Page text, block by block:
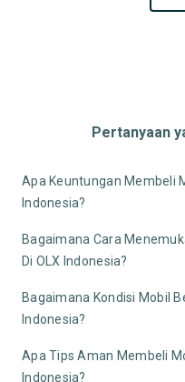
Pertanyaan
Apa Keuntungan Membeli
Indonesia?
Bagaimana Cara
Di OLX Indonesia?
Bagaimana Kondisi Mobil
Indonesia?
Apa Tips Aman Membeli
Indonesia?